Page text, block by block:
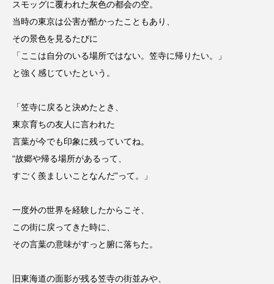
スモッグに覆われた灰色の都会の空。
当時の東京は公害が酷かったこともあり、
その景色を見るたびに
「ここは自分のいる場所ではない。笠寺に帰りたい。」
と強く感じていたという。
「笠寺に戻ると決めたとき、
東京育ちの友人に言われた
言葉が今でも印象に残っていてね。
“故郷や帰る場所があるって、
すごく羨ましいことなんだ”って。」
一度外の世界を経験したからこそ、
この街に戻ってきた時に、
その言葉の意味がすっと腑に落ちた。
旧東海道の面影が残る笠寺の街並みや、